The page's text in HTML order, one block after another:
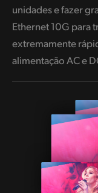
unidades e fazer
Ethernet 10G para
extremamente
alimentação AC e